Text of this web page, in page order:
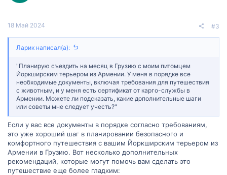
18 Май 2024 #3
Ларик написал(а):
"Планирую съездить на месяц в Грузию с моим питомцем
Йоркширским терьером из Армении. У меня в порядке все
необходимые документы, включая требования для путешествия
с животным, и у меня есть сертификат от карго-службы в
Армении. Можете ли подсказать, какие дополнительные шаги
или советы мне следует учесть?"
Если у вас все документы в порядке согласно требованиям,
это уже хороший шаг в планировании безопасного и
комфортного путешествия с вашим Йоркширским терьером из
Армении в Грузию. Вот несколько дополнительных
рекомендаций, которые могут помочь вам сделать это
путешествие еще более гладким: